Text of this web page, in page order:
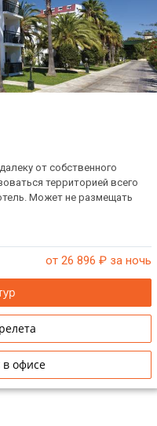
от собственного
территорией всего
Может не размещать
от 26 896 ₽ за ночь
в офисе